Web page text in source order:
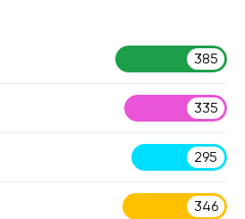
385
335
295
346